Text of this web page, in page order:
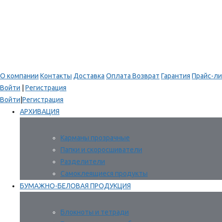
О компании Контакты Доставка Оплата Возврат Гарантия Прайс-
Войти
Регистрация
Войти Регистрация
АРХИВАЦИЯ
Карманы прозрачные
Папки и скоросшиватели
Разделители
Самоклеящиеся продукты
БУМАЖНО-БЕЛОВАЯ ПРОДУКЦИЯ
Блокноты и тетради